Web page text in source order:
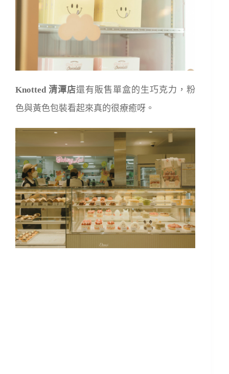
Knotted 清潭店還有販售單盒的生巧克力，粉
色與黃色包裝看起來真的很療癒呀。